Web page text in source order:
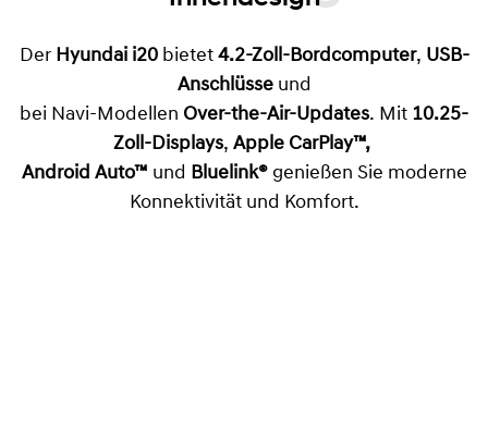
Der Hyundai i20bietet 4.2-Zoll-Bordcomputer, USB-
Anschlüsseund
bei Navi-Modellen Over-the-Air-Updates. Mit 10.25-
Zoll-Displays, Apple CarPlay™,
Android Auto™ und Bluelink®genießen Sie moderne
Konnektivität und Komfort.